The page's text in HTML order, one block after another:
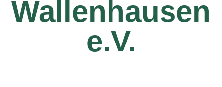
Wallenhausen
e.V.